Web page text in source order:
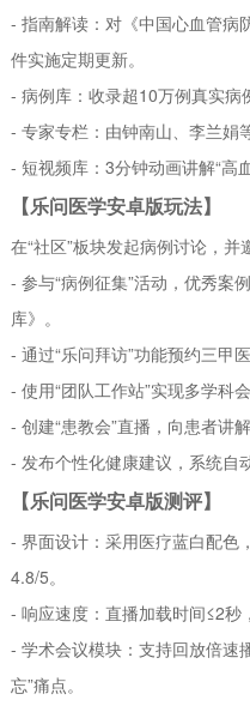
- 指南解读：对《中国心血管病
件实施定期更新。
- 病例库：收录超10万例真实病
- 专家专栏：由钟南山、李兰娟
- 短视频库：3分钟动画讲解“高
【乐问医学安卓版玩法】
在“社区”板块发起病例讨论，并
- 参与“病例征集”活动，优秀案
库》。
- 通过“乐问拜访”功能预约三甲
- 使用“团队工作站”实现多学科
- 创建“患教会”直播，向患者讲
- 发布个性化健康建议，系统自
【乐问医学安卓版测评】
- 界面设计：采用医疗蓝白配色
4.8/5。
- 响应速度：直播加载时间≤2秒
- 学术会议模块：支持回放倍速
忘”痛点。